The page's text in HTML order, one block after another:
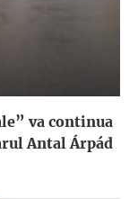
va continua
Antal Árpád